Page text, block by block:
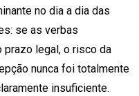
no dia a dia das
se as verbas
legal, o risco da
nunca foi totalmente
insuficiente.